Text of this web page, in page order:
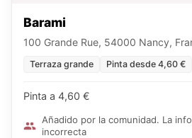
Barami
100 Grande Rue, 54000 Nancy,
Terraza grande Pinta desde 4,60 €
Pinta a 4,60 €
Añadido por la comunidad. La
incorrecta